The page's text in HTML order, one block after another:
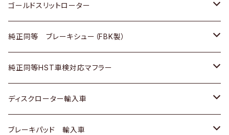
三菱ふそう
ＢＭＷ
三菱ふそう
その他
スバル
マツダ
三菱
スバル
三菱
ダイハツ
マツダ
三菱
スバル
日産
いすゞ
ダイハツ
マツダ
三菱
スズキ
日産
ダイハツ
マツダ
三菱
ホンダ
日産
いすゞ
ダイハツ
マツダ
トヨタ
ホンダ
スズキ
日産
ダイハツ
ゴールドスリットローター
トヨタ
ホンダ
スズキ
日産
純正同等 ブレーキシュー（FBK製）
ホンダ
スズキ
日産
純正同等HST車検対応マフラー
トヨタ
ホンダ
ディスクローター輸入車
ＡＵＤＩ
ブレーキパッド 輸入車